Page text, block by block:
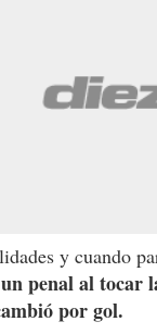
y cuando
penal al tocar
por gol.